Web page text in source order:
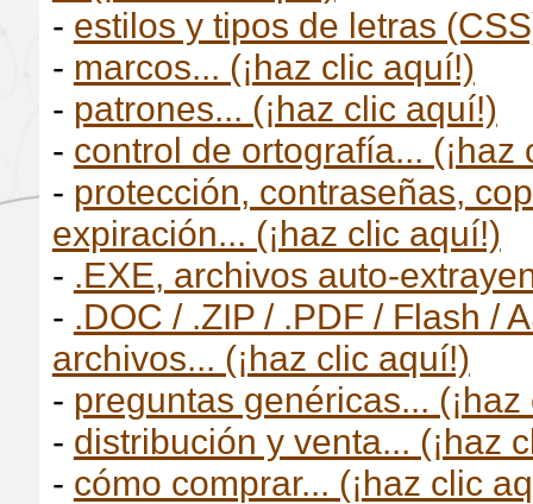
- estilos y tipos de letras
- marcos... (¡haz clic aquí!)
- patrones... (¡haz clic aquí!)
- control de ortografía... (¡haz
- protección, contraseñas,
expiración... (¡haz clic aquí!)
- .EXE, archivos auto-
- .DOC / .ZIP / .PDF / Flash /
archivos... (¡haz clic aquí!)
- preguntas genéricas...
- distribución y venta... (¡haz
- cómo comprar... (¡haz clic